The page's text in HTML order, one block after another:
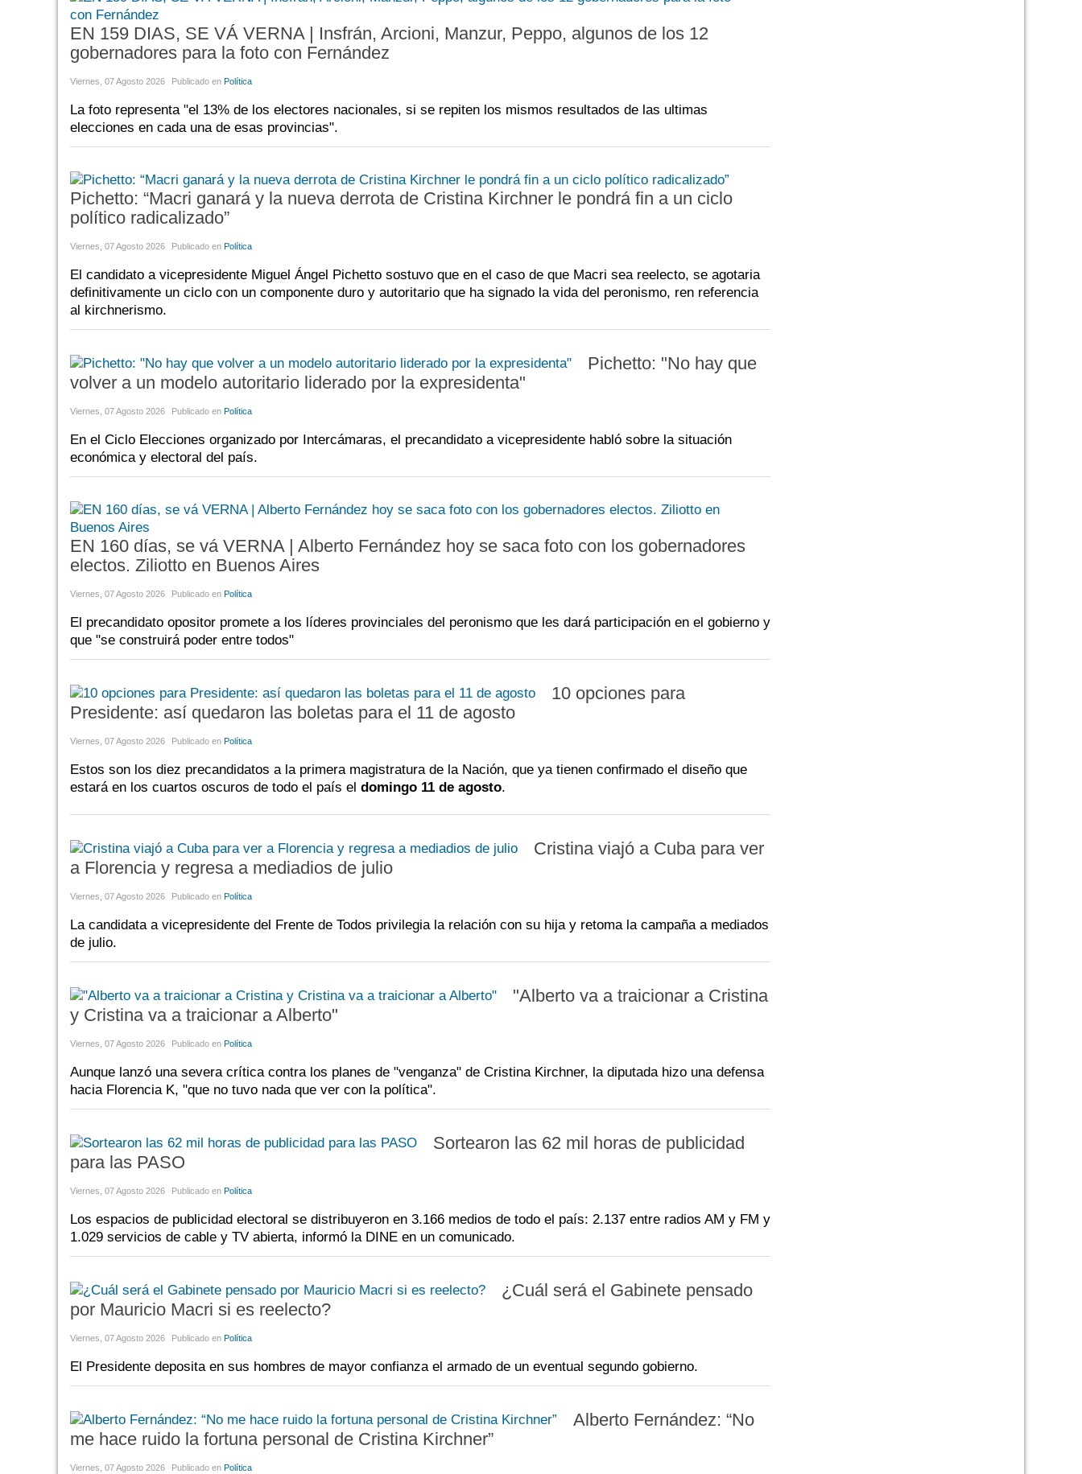
EN 159 DIAS, SE VÁ VERNA | Insfrán, Arcioni, Manzur, Peppo, algunos de los 12
gobernadores para la foto con Fernández
Viernes, 07 Agosto 2026 Publicado en Política
La foto representa "el 13% de los electores nacionales, si se repiten los mismos resultados de las ultimas
elecciones en cada una de esas provincias".
Pichetto: “Macri ganará y la nueva derrota de Cristina Kirchner le pondrá fin a un ciclo
político radicalizado”
Viernes, 07 Agosto 2026 Publicado en Política
El candidato a vicepresidente Miguel Ángel Pichetto sostuvo que en el caso de que Macri sea reelecto, se agotaria
definitivamente un ciclo con un componente duro y autoritario que ha signado la vida del peronismo, ren referencia
al kirchnerismo.
Pichetto: "No hay que
volver a un modelo autoritario liderado por la expresidenta"
Viernes, 07 Agosto 2026 Publicado en Política
En el Ciclo Elecciones organizado por Intercámaras, el precandidato a vicepresidente habló sobre la situación
económica y electoral del país.
EN 160 días, se vá VERNA | Alberto Fernández hoy se saca foto con los gobernadores
electos. Ziliotto en Buenos Aires
Viernes, 07 Agosto 2026 Publicado en Política
El precandidato opositor promete a los líderes provinciales del peronismo que les dará participación en el gobierno y
que "se construirá poder entre todos"
10 opciones para
Presidente: así quedaron las boletas para el 11 de agosto
Viernes, 07 Agosto 2026 Publicado en Política
Estos son los diez precandidatos a la primera magistratura de la Nación, que ya tienen confirmado el diseño que
estará en los cuartos oscuros de todo el país el domingo 11 de agosto.
Cristina viajó a Cuba para ver
a Florencia y regresa a mediadios de julio
Viernes, 07 Agosto 2026 Publicado en Política
La candidata a vicepresidente del Frente de Todos privilegia la relación con su hija y retoma la campaña a mediados
de julio.
"Alberto va a traicionar a Cristina
y Cristina va a traicionar a Alberto"
Viernes, 07 Agosto 2026 Publicado en Política
Aunque lanzó una severa crítica contra los planes de "venganza" de Cristina Kirchner, la diputada hizo una defensa
hacia Florencia K, "que no tuvo nada que ver con la política".
Sortearon las 62 mil horas de publicidad
para las PASO
Viernes, 07 Agosto 2026 Publicado en Política
Los espacios de publicidad electoral se distribuyeron en 3.166 medios de todo el país: 2.137 entre radios AM y FM y
1.029 servicios de cable y TV abierta, informó la DINE en un comunicado.
¿Cuál será el Gabinete pensado
por Mauricio Macri si es reelecto?
Viernes, 07 Agosto 2026 Publicado en Política
El Presidente deposita en sus hombres de mayor confianza el armado de un eventual segundo gobierno.
Alberto Fernández: “No
me hace ruido la fortuna personal de Cristina Kirchner”
Viernes, 07 Agosto 2026 Publicado en Política